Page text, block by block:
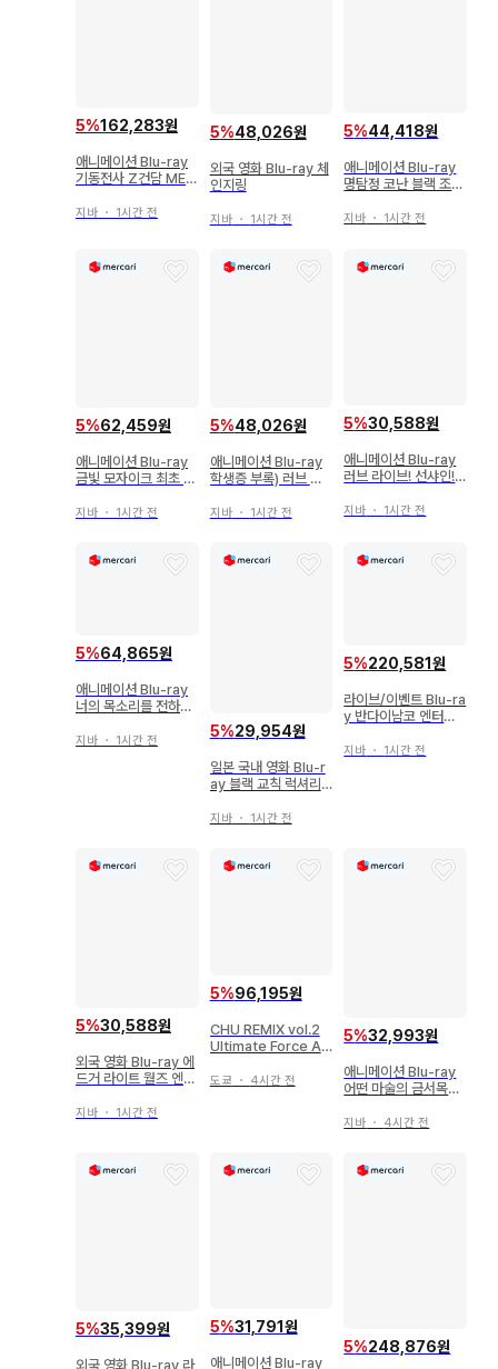
5%162,283원
애니메이션 Blu-ray
기동전사 Z건담 MEM
지바 ・ 1시간 전
5%48,026원
외국 영화 Blu-ray 체
인지링
지바・ 1시간 전
5%44,418원
애니메이션 Blu-ray
명탐정 코난 블랙 조직
지바 ・ 1시간 전
5%62,459원
애니메이션 Blu-ray
금빛 모자이크 최초 한
지바 ・ 1시간 전
5%48,026원
애니메이션 Blu-ray
학생증 부록) 러브 라
스쿨 아이돌 동호회 특
지바・ 1시간 전
5%30,588원
애니메이션 Blu-ray
러브 라이브! 선샤인!!
Memories-
지바 ・ 1시간 전
5%64,865원
애니메이션 Blu-ray
너의 목소리를 전하고
지바 ・ 1시간 전
5%29,954원
일본 국내 영화 Blu-r
ay 블랙 교칙 럭셔리
지바・ 1시간 전
5%220,581원
라이브/이벤트 Blu-ra
y 반다이남코 엔터테
ys LIVE Blu-ray
지바 ・ 1시간 전
5%30,588원
외국 영화 Blu-ray 에
드거 라이트 월즈 엔드
구한다!
지바 ・ 1시간 전
5%96,195원
CHU REMIX vol.2
Ultimate Force Ai
도쿄 ・ 4시간 전
5%32,993원
애니메이션 Blu-ray
어떤 마술의 금서목록
지바 ・ 4시간 전
5%35,399원
외국 영화 Blu-ray 라
5%31,791원
애니메이션 Blu-ray
5%248,876원